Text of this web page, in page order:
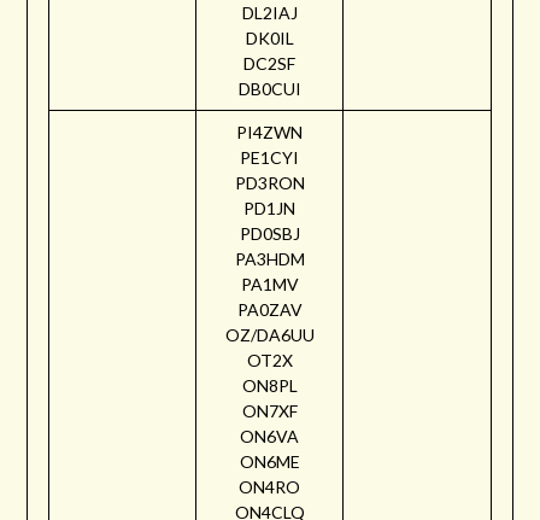
DL2IAJ
DK0IL
DC2SF
DB0CUI
PI4ZWN
PE1CYI
PD3RON
PD1JN
PD0SBJ
PA3HDM
PA1MV
PA0ZAV
OZ/DA6UU
OT2X
ON8PL
ON7XF
ON6VA
ON6ME
ON4RO
ON4CLQ